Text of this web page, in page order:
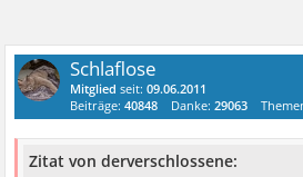
Schlaflose
Mitglied seit:09.06.2011
Beiträge:40848 Danke:29063
Zitat von derverschlossene: